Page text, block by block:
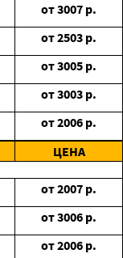
от3007 р.
от2503 р.
от3005 р.
от3003 р.
от2006 р.
ЦЕНА
от2007 р.
от3006 р.
от2006 р.